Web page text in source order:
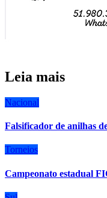
Leia mais
Nacional
Falsificador de anilhas
Torneios
Campeonato estadual